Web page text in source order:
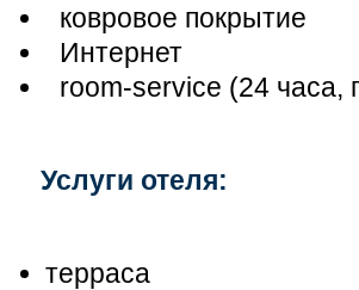
ковровое покрытие
Интернет
room-service (24 часа,
Услуги отеля:
терраса